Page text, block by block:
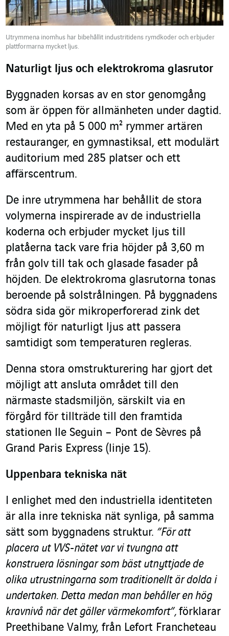
Utrymmena inomhus har bibehållit industritidens rymdkoder och erbjuder
plattformarna mycket ljus.
Naturligt ljus och elektrokroma glasrutor
Byggnaden korsas av en stor genomgång
som är öppen för allmänheten under dagtid.
Med en yta på 5 000 m² rymmer artären
restauranger, en gymnastiksal, ett modulärt
auditorium med 285 platser och ett
affärscentrum.
De inre utrymmena har behållit de stora
volymerna inspirerade av de industriella
koderna och erbjuder mycket ljus till
platåerna tack vare fria höjder på 3,60 m
från golv till tak och glasade fasader på
höjden. De elektrokroma glasrutorna tonas
beroende på solstrålningen. På byggnadens
södra sida gör mikroperforerad zink det
möjligt för naturligt ljus att passera
samtidigt som temperaturen regleras.
Denna stora omstrukturering har gjort det
möjligt att ansluta området till den
närmaste stadsmiljön, särskilt via en
förgård för tillträde till den framtida
stationen Ile Seguin – Pont de Sèvres på
Grand Paris Express (linje 15).
Uppenbara tekniska nät
I enlighet med den industriella identiteten
är alla inre tekniska nät synliga, på samma
sätt som byggnadens struktur. ”För att
placera ut VVS-nätet var vi tvungna att
konstruera lösningar som bäst utnyttjade de
olika utrustningarna som traditionellt är dolda i
undertaken. Detta medan man behåller en hög
kravnivå när det gäller värmekomfort”, förklarar
Preethibane Valmy, från Lefort Francheteau